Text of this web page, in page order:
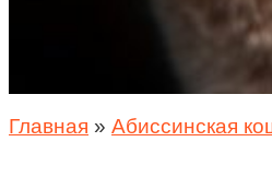
Главная » Абиссинская